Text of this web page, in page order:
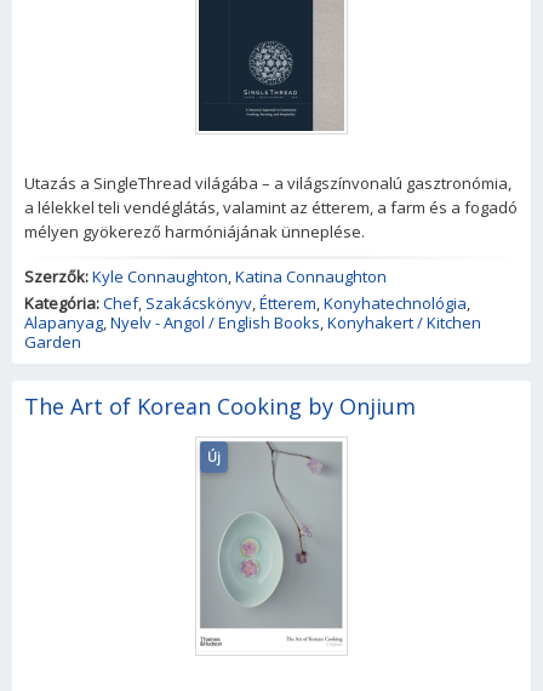
Utazás a SingleThread világába – a világszínvonalú gasztronómia,
a lélekkel teli vendéglátás, valamint az étterem, a farm és a fogadó
mélyen gyökerező harmóniájának ünneplése.
Szerzők:Kyle Connaughton,Katina Connaughton
Kategória:Chef, Szakácskönyv,Étterem,Konyhatechnológia,
Alapanyag,Nyelv - Angol / English Books,Konyhakert / Kitchen
Garden
The Art of Korean Cooking by Onjium
Új